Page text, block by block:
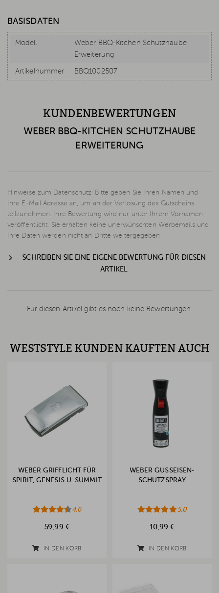
BASISDATEN
Modell
Weber BBQ-Kitchen Schutzhaube
Erweiterung
Artikelnummer BBQ1002507
KUNDENBEWERTUNGEN
WEBER BBQ-KITCHEN SCHUTZHAUBE
ERWEITERUNG
Hinweise zum Datenschutz: Bitte geben Sie Ihren Namen und
Ihre E-Mail Adresse an, um an der Verlosung des Gutscheins
teilzunehmen. Ihre Bewertung wird nur unter Ihrem Vornamen
veröffentlicht. Sie erhalten keine unerwünschten Werbemails und
Ihre Daten werden nicht an Dritte weitergegeben.
SCHREIBEN SIE EINE EIGENE BEWERTUNG FÜR DIESEN
ARTIKEL
Für diesen Artikel gibt es noch keine Bewertungen.
WESTSTYLE KUNDEN KAUFTEN AUCH
WEBER GRIFFLICHT FÜR
SPIRIT, GENESIS U. SUMMIT
4.6
59,99 €
IN DEN KORB
WEBER GUSSEISEN-
SCHUTZSPRAY
5.0
10,99 €
IN DEN KORB